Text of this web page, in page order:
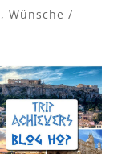
, Wünsche /